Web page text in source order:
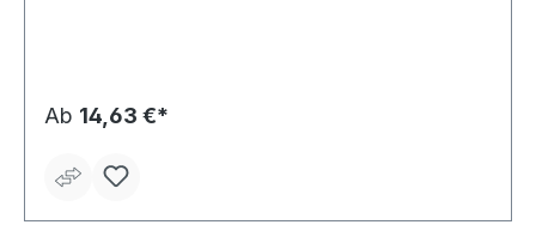
Ab 14,63 €*